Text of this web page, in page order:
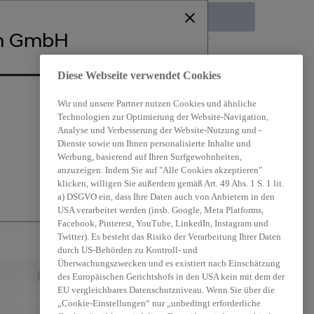
Motorisierung, Montage ggfs. abweichen.
06133/94170 Fragen zum Produkt
Zeitvorstellung für das „Nachtparken“ ist
Diese Webseite verwendet Cookies
Wir und unsere Partner nutzen Cookies und ähnliche
Technologien zur Optimierung der Website-Navigation,
Analyse und Verbesserung der Website-Nutzung und -
Dienste sowie um Ihnen personalisierte Inhalte und
Werbung, basierend auf Ihren Surfgewohnheiten,
anzuzeigen. Indem Sie auf "Alle Cookies akzeptieren"
klicken, willigen Sie außerdem gemäß Art. 49 Abs. 1 S. 1 lit.
a) DSGVO ein, dass Ihre Daten auch von Anbietern in den
USA verarbeitet werden (insb. Google, Meta Platforms,
Facebook, Pinterest, YouTube, LinkedIn, Instagram und
Twitter). Es besteht das Risiko der Verarbeitung Ihrer Daten
durch US-Behörden zu Kontroll- und
Überwachungszwecken und es existiert nach Einschätzung
des Europäischen Gerichtshofs in den USA kein mit dem der
EU vergleichbares Datenschutzniveau. Wenn Sie über die
„Cookie-Einstellungen“ nur „unbedingt erforderliche
GmbH